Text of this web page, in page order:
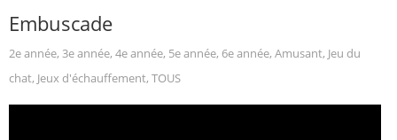
Embuscade
2e année, 3e année, 4e année, 5e année, 6e année, Amusant, Jeu du
chat, Jeux d'échauffement, TOUS